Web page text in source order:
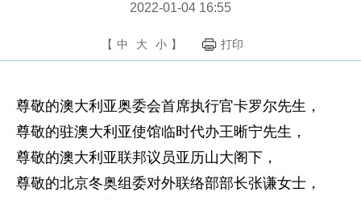
2022-01-04 16:55
【 中 大 小 】 打印
尊敬的澳大利亚奥委会首席执行官卡罗尔先生，
尊敬的驻澳大利亚使馆临时代办王晰宁先生，
尊敬的澳大利亚联邦议员亚历山大阁下，
尊敬的北京冬奥组委对外联络部部长张谦女士，